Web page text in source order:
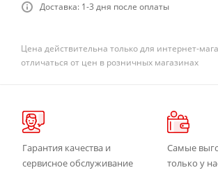
Доставка: 1-3 дня после оплаты
Цена действительна только для интернет-
отличаться от цен в розничных магазинах
Гарантия качества и
сервисное обслуживание
Самые
только у